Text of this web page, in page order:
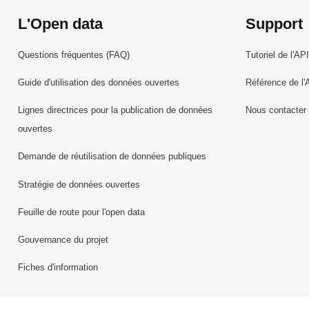
L'Open data
Questions fréquentes (FAQ)
Guide d'utilisation des données ouvertes
Lignes directrices pour la publication de données
ouvertes
Demande de réutilisation de données publiques
Stratégie de données ouvertes
Feuille de route pour l'open data
Gouvernance du projet
Fiches d'information
Support
Tutoriel de l'API
Référence de
Nous contacter